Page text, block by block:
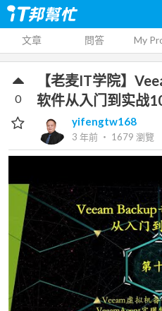
文章 問答 My
【老麦IT学院】
软件从入门到实战
yifengtw168
3 年前 ‧ 1679 瀏覽
0